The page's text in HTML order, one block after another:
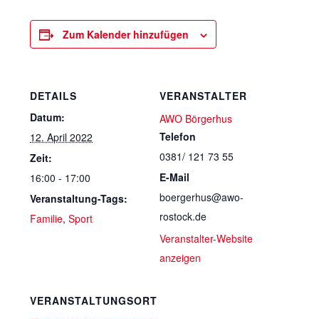
Zum Kalender hinzufügen
DETAILS
Datum:
12. April 2022
Zeit:
16:00 - 17:00
Veranstaltung-Tags:
Familie,Sport
VERANSTALTER
AWO Börgerhus
Telefon
0381/ 121 73 55
E-Mail
boergerhus@awo-
rostock.de
Veranstalter-Website
anzeigen
VERANSTALTUNGSORT